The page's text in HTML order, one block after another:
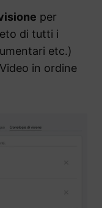
per
di tutti i
etc.)
in ordine